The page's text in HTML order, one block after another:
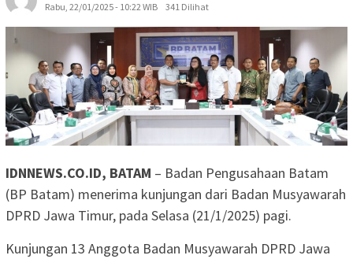
Rabu, 22/01/2025 - 10:22 WIB
341 Dilihat
IDNNEWS.CO.ID, BATAM – Badan Pengusahaan Batam
(BP Batam) menerima kunjungan dari Badan Musyawarah
DPRD Jawa Timur, pada Selasa (21/1/2025) pagi.
Kunjungan 13 Anggota Badan Musyawarah DPRD Jawa